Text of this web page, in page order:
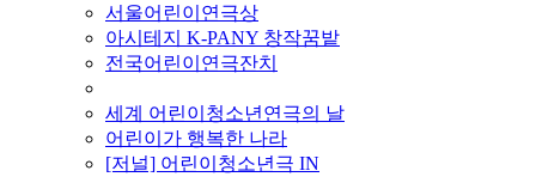
서울어린이연극상
아시테지 K-PANY 창작꿈밭
전국어린이연극잔치
세계 어린이청소년연극의 날
어린이가 행복한 나라
[저널] 어린이청소년극 IN